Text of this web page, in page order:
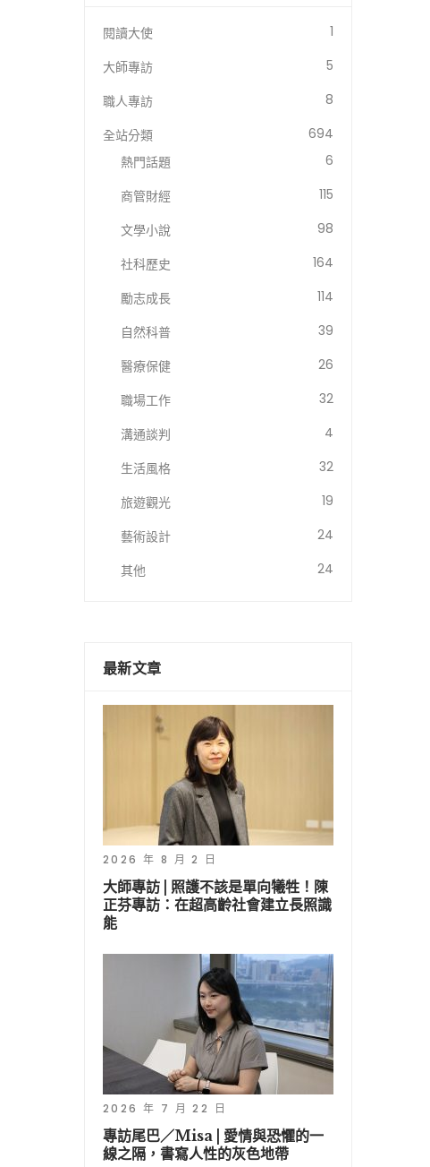
閱讀大使
1
大師專訪
5
職人專訪
8
全站分類
694
熱門話題
6
商管財經
115
文學小說
98
社科歷史
164
勵志成長
114
自然科普
39
醫療保健
26
職場工作
32
溝通談判
4
生活風格
32
旅遊觀光
19
藝術設計
24
其他
24
最新文章
2026 年 8 月 2 日
大師專訪 | 照護不該是單向犧牲！陳
正芬專訪：在超高齡社會建立長照識
能
2026 年 7 月 22 日
專訪尾巴／Misa | 愛情與恐懼的一
線之隔，書寫人性的灰色地帶